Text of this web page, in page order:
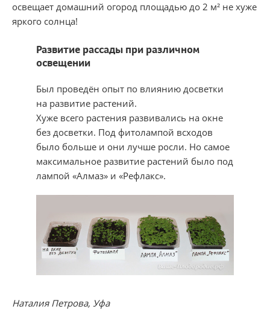
освещает домашний огород площадью до 2 м² не хуже
яркого солнца!
Разв​итие рассады при различном
освещении
Был проведён опыт по влиянию досветки
на развитие растений.
Хуже всего растения развивались на окне
без досветки. Под фитолампой всходов
было больше и они лучше росли. Но самое
максимальное развитие растений было под
лампой «Алмаз» и «Рефлакс».
Наталия Петрова, Уфа